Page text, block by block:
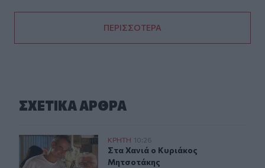
ΠΕΡΙΣΣΟΤΕΡΑ
ΣΧΕΤΙΚA AΡΘΡΑ
Στα Χανιά ο Κυριάκος Μητσοτάκης
ΚΡΗΤΗ 10:26
Στα Χανιά ο Κυριάκος Μητσοτάκης
Στα Χανιά ο Κυριάκος
Μητσοτάκης